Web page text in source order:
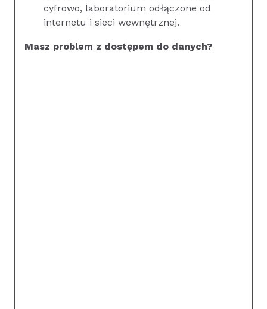
cyfrowo, laboratorium odłączone od
internetu i sieci wewnętrznej.
Masz problem z dostępem do danych?